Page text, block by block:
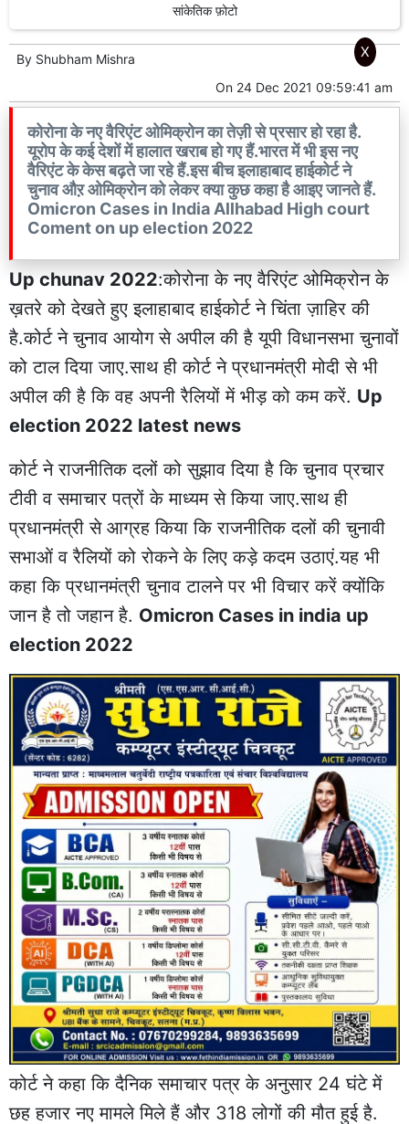
सांकेतिक फ़ोटो
By Shubham Mishra
On 24 Dec 2021 09:59:41 am
कोरोना के नए वैरिएंट ओमिक्रोन का तेज़ी से प्रसार हो रहा है.
यूरोप के कई देशों में हालात खराब हो गए हैं.भारत में भी इस नए
वैरिएंट के केस बढ़ते जा रहे हैं.इस बीच इलाहाबाद हाईकोर्ट ने
चुनाव औऱ ओमिक्रोन को लेकर क्या कुछ कहा है आइए जानते हैं.
Omicron Cases in India Allhabad High court
Coment on up election 2022
Up chunav 2022:कोरोना के नए वैरिएंट ओमिक्रोन के
ख़तरे को देखते हुए इलाहाबाद हाईकोर्ट ने चिंता ज़ाहिर की
है.कोर्ट ने चुनाव आयोग से अपील की है यूपी विधानसभा चुनावों
को टाल दिया जाए.साथ ही कोर्ट ने प्रधानमंत्री मोदी से भी
अपील की है कि वह अपनी रैलियों में भीड़ को कम करें. Up
election 2022 latest news
कोर्ट ने राजनीतिक दलों को सुझाव दिया है कि चुनाव प्रचार
टीवी व समाचार पत्रों के माध्यम से किया जाए.साथ ही
प्रधानमंत्री से आग्रह किया कि राजनीतिक दलों की चुनावी
सभाओं व रैलियों को रोकने के लिए कड़े कदम उठाएं.यह भी
कहा कि प्रधानमंत्री चुनाव टालने पर भी विचार करें क्योंकि
जान है तो जहान है. Omicron Cases in india up
election 2022
कोर्ट ने कहा कि दैनिक समाचार पत्र के अनुसार 24 घंटे में
छह हजार नए मामले मिले हैं और 318 लोगों की मौत हुई है.
X